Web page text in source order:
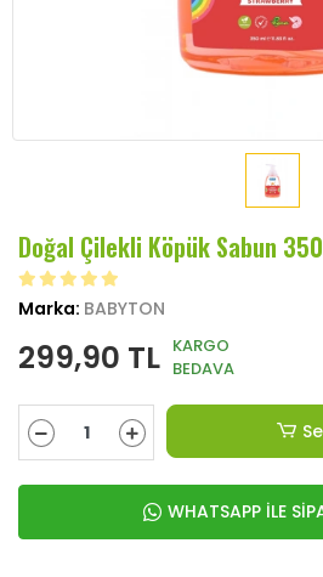
Doğal Çilekli Köpük Sabun
Marka: BABYTON
299,90 TL KARGO
BEDAVA
WHATSAPP İLE